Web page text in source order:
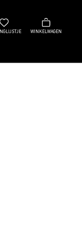
WINKELWAGEN
Winkelwagen